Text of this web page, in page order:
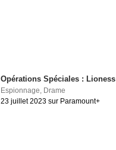
Opérations Spéciales : Lioness
Espionnage, Drame
23 juillet 2023 sur Paramount+